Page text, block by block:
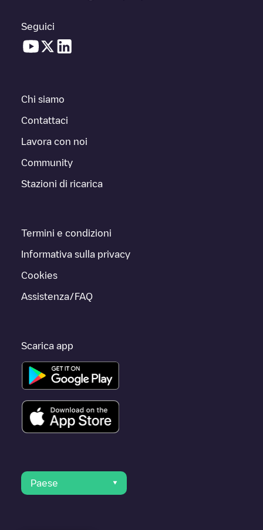
Seguici
Chi siamo
Contattaci
Lavora con noi
Community
Stazioni di ricarica
Termini e condizioni
Informativa sulla privacy
Cookies
Assistenza/FAQ
Scarica app
Paese